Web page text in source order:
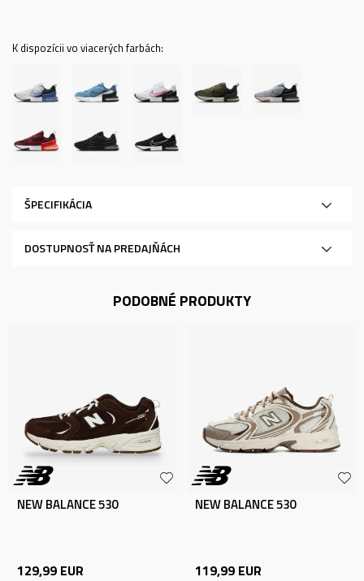
K dispozícii vo viacerých farbách:
ŠPECIFIKÁCIA
DOSTUPNOSŤ NA PREDAJŇÁCH
PODOBNÉ PRODUKTY
NEW BALANCE 530
129,99 EUR
NEW BALANCE 530
119,99 EUR